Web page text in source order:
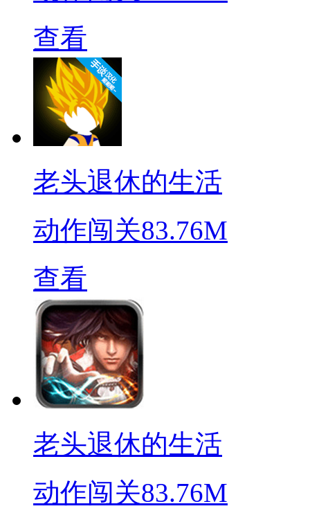
查看
老头退休的生活
动作闯关83.76M
查看
老头退休的生活
动作闯关83.76M